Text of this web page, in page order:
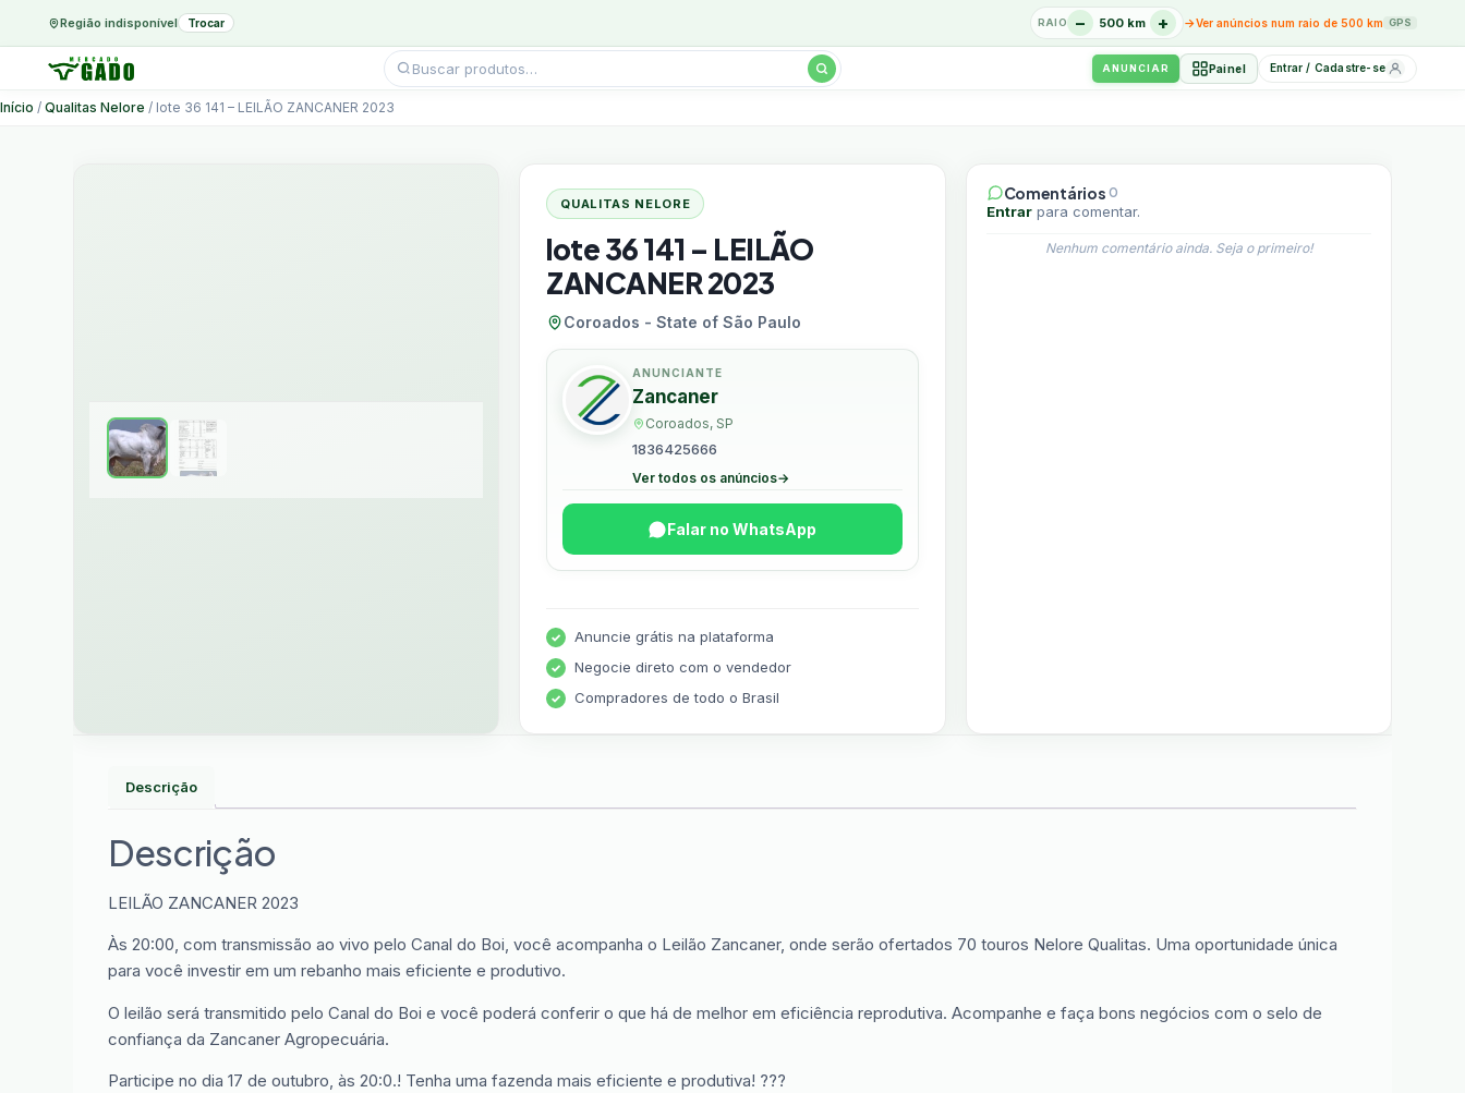
Região indisponível Trocar RAIO − 500 km + →Ver anúncios num raio de 500 km GPS
Pesquisar
produtos
ANUNCIAR Painel Entrar / Cadastre-se
Ir
Início / Qualitas Nelore / lote 36 141 – LEILÃO ZANCANER 2023
QUALITAS NELORE
lote 36 141 – LEILÃO
ZANCANER 2023
Coroados - State of São Paulo
ANUNCIANTE
Zancaner
Coroados, SP
1836425666
Ver todos os anúncios→
Falar no WhatsApp
Anuncie grátis na plataforma
Negocie direto com o vendedor
Compradores de todo o Brasil
Comentários 0
Entrarpara comentar.
Nenhum comentário ainda. Seja o primeiro!
Descrição
Descrição
LEILÃO ZANCANER 2023
Às 20:00, com transmissão ao vivo pelo Canal do Boi, você acompanha o Leilão Zancaner, onde serão ofertados 70 touros Nelore Qualitas. Uma oportunidade única
para você investir em um rebanho mais eficiente e produtivo.
O leilão será transmitido pelo Canal do Boi e você poderá conferir o que há de melhor em eficiência reprodutiva. Acompanhe e faça bons negócios com o selo de
confiança da Zancaner Agropecuária.
Participe no dia 17 de outubro, às 20:0.! Tenha uma fazenda mais eficiente e produtiva! ???